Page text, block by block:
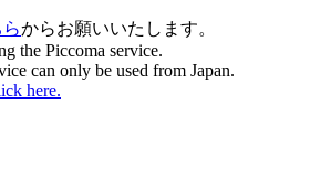
からお願いいたします。
the Piccoma service.
can only be used from Japan.
here.